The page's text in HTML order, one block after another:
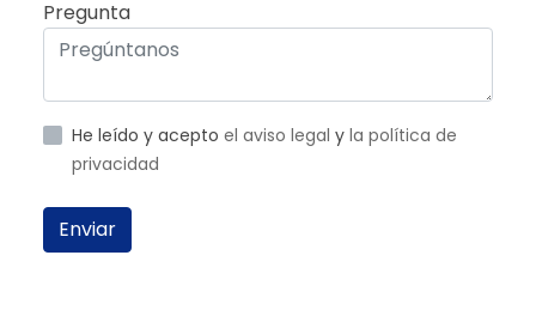
Pregunta
He leído y acepto el aviso legal y la política de
privacidad
Enviar